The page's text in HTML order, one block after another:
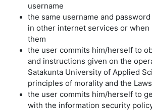
username
the same username and
in other internet services or
them
the user commits him/herself to
and instructions given on the
Satakunta University of Applied
principles of morality and the
the user commits him/herself to
with the information security